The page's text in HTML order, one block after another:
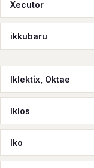
Xecutor
ikkubaru
Iklektix, Oktae
Iklos
Iko